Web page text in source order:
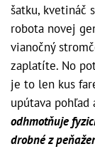
šatku, kvetináč
robota novej
vianočný
zaplatíte. No
je to len kus
upútava pohľad
odhmotňuje
drobné z